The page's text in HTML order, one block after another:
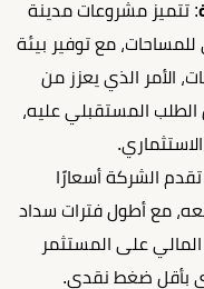
: تتميز مشروعات مدينة
مع توفير بيئة
الأمر الذي يعزز من
الطلب المستقبلي عليه،
تقدم الشركة أسعارًا
مع أطول فترات سداد
على المستثمر
بأقل ضغط نقدي.